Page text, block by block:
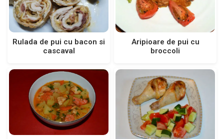
Rulada de pui cu bacon si
cascaval
Aripioare de pui cu
broccoli